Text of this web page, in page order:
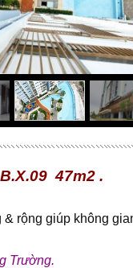
B.X.09 47m2 .
rộng giúp không
Trường.